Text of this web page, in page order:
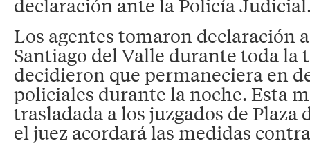
declaración ante la Policía
Los agentes tomaron declaración
Santiago del Valle durante toda la
decidieron que permaneciera en
policiales durante la noche. Esta
trasladada a los juzgados de Plaza
el juez acordará las medidas